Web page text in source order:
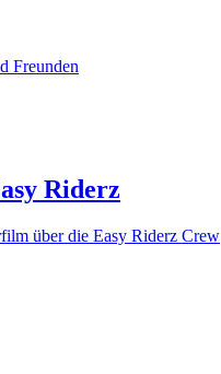
Freunden
Riderz
über die Easy Riderz Crew